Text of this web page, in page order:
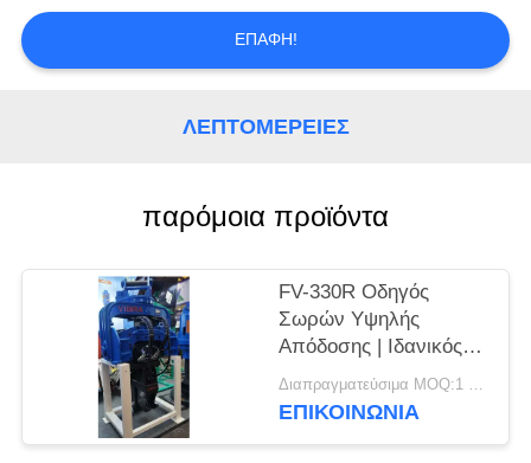
ΕΙΔΉΣΕΙΣ
SITEMAP
PRIVACY
POLICY
ΕΠΑΦΉ!
ΛΕΠΤΟΜΈΡΕΙΕΣ
παρόμοια προϊόντα
FV-330R Οδηγός
Σωρών Υψηλής
Απόδοσης | Ιδανικός
για Μεσαία-Βαριά
Έργα
Διαπραγματεύσιμα MOQ:1 Set
ΕΠΙΚΟΙΝΩΝΙΑ